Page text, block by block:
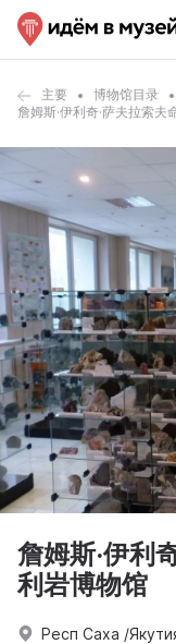
主要 博物馆目录
詹姆斯·伊利奇·萨夫拉索
詹姆斯·伊利
利岩博物馆
Респ Саха /